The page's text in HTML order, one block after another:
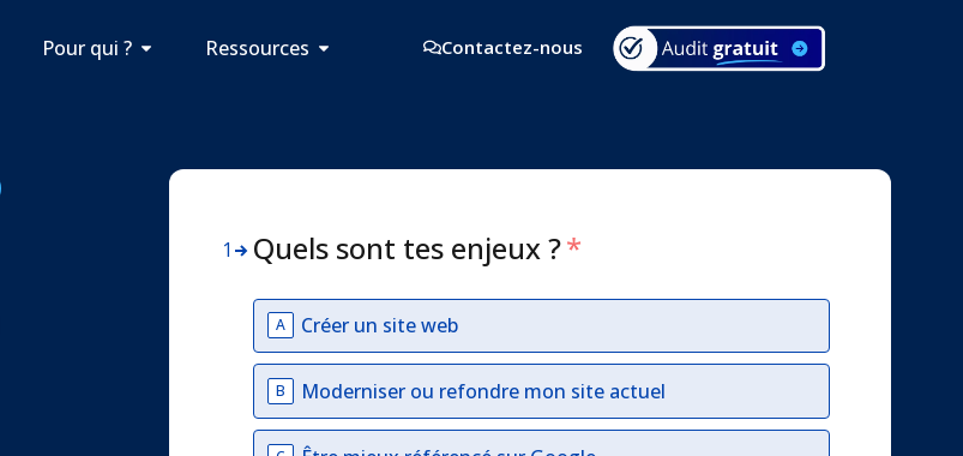
Pour qui ? Ressources Contactez-nous
1 Quels sont tes enjeux ?*
A Créer un site web
B Moderniser ou refondre mon site actuel